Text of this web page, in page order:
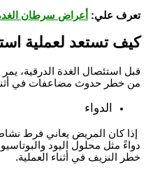
تعرف علي:
أعراض سرطان
كيف تستعد لعملية
قبل استئصال الغدة الدرقية،
من خطر حدوث مضاعفات في
الدواء
إذا كان المريض يعاني فرط
دواءً مثل محلول اليود
خطر النزيف في أثناء العملية.